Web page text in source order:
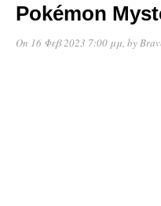
Pokémon
On 16 Φεβ 2023 7:00 μμ , by